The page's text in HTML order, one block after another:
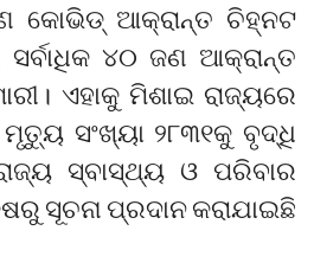
କୋଭିଡ୍ ଆକ୍ରାନ୍ତ ଚିହ୍ନଟ
୪୦ ଜଣ ଆକ୍ରାନ୍ତ
ଏହାକୁ ମିଶାଇ ରାଜ୍ୟରେ
ସଂଖ୍ୟା ୨୮୩୧କୁ ବୃଦ୍ଧି
ସ୍ବାସ୍ଥ୍ୟ ଓ ପରିବାର
ସୂଚନା ପ୍ରଦାନ କରାଯାଇଛି